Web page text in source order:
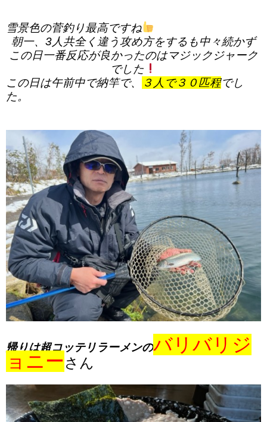
雪景色の菅釣り最高ですね
朝一、3人共全く違う攻め方をするも中々続かず
この日一番反応が良かったのはマジックジャーク
でした
この日は午前中で納竿で、
３人で３０匹程でし
た。
帰りは超コッテリラーメンのバリバリジ
ョニーさん